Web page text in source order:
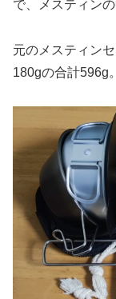
で、メスティン
元のメスティン
180gの合計596g。